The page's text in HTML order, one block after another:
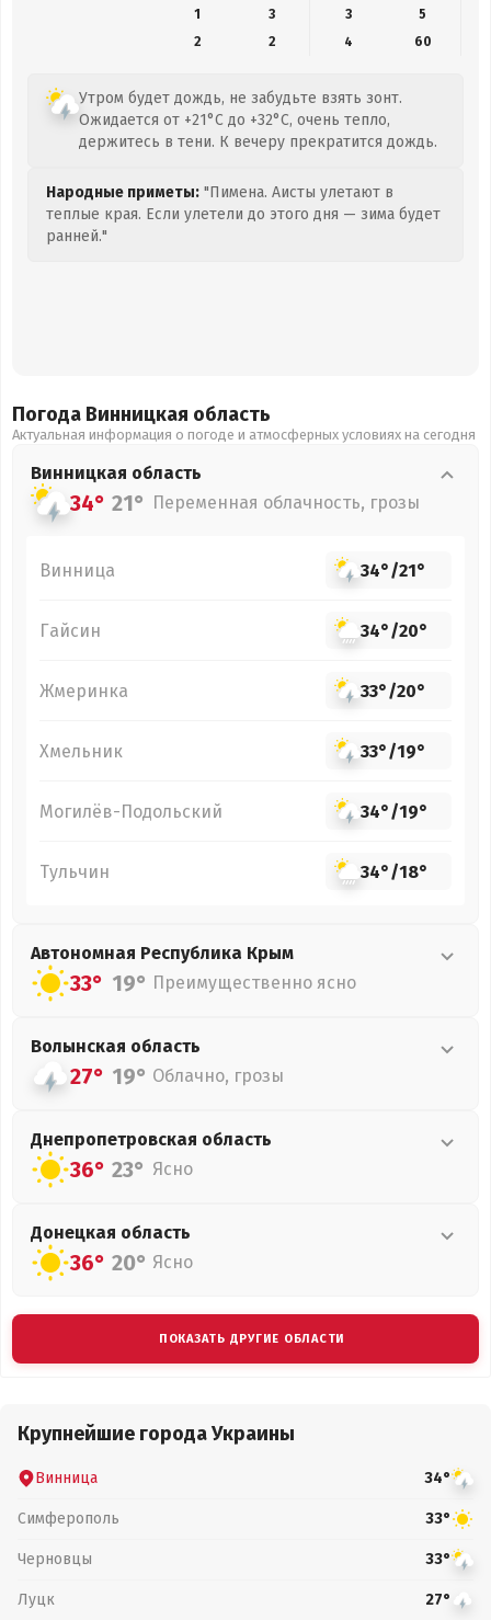
1
3 3
5
2
2 4 60
Утром будет дождь, не забудьте взять зонт.
Ожидается от +21°C до +32°C, очень тепло,
держитесь в тени. К вечеру прекратится дождь.
Народные приметы: "Пимена. Аисты улетают в
теплые края. Если улетели до этого дня — зима будет
ранней."
Погода Винницкая область
Актуальная информация о погоде и атмосферных условиях на сегодня
Винницкая область
34° 21° Переменная облачность, грозы
Винница 34°/21°
Гайсин 34°/20°
Жмеринка 33°/20°
Хмельник 33°/19°
Могилёв-Подольский 34°/19°
Тульчин 34°/18°
Автономная Республика Крым
33° 19° Преимущественно ясно
Волынская область
27° 19° Облачно, грозы
Днепропетровская область
36° 23° Ясно
Донецкая область
36° 20° Ясно
ПОКАЗАТЬ ДРУГИЕ ОБЛАСТИ
Крупнейшие города Украины
Винница 34°
Симферополь 33°
Черновцы 33°
Луцк 27°